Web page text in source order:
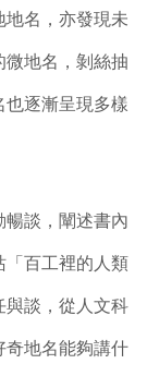
地名，亦發現未
微地名，剝絲抽
也逐漸呈現多樣
暢談，闡述書內
「百工裡的人類
與談，從人文科
奇地名能夠講什